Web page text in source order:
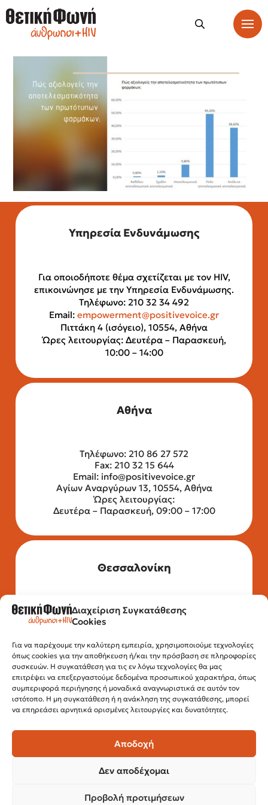
Διαχείριση Συγκατάθεσης
Cookies
Για να παρέχουμε την καλύτερη εμπειρία, χρησιμοποιούμε τεχνολογίες
όπως cookies για την αποθήκευση ή/και την πρόσβαση σε πληροφορίες
συσκευών. Η συγκατάθεση για τις εν λόγω τεχνολογίες θα μας
επιτρέψει να επεξεργαστούμε δεδομένα προσωπικού χαρακτήρα, όπως
συμπεριφορά περιήγησης ή μοναδικά αναγνωριστικά σε αυτόν τον
ιστότοπο. Η μη συγκατάθεση ή η ανάκληση της συγκατάθεσης, μπορεί
να επηρεάσει αρνητικά ορισμένες λειτουργίες και δυνατότητες.
Αποδοχή
Δεν αποδέχομαι
Προβολή προτιμήσεων
Υπηρεσία Ενδυνάμωσης
Για οποιοδήποτε θέμα σχετίζεται με τον HIV,
επικοινώνησε με την Υπηρεσία Ενδυνάμωσης.
Τηλέφωνο: 210 32 34 492
Email: empowerment@positivevoice.gr
Πιττάκη 4 (ισόγειο), 10554, Αθήνα
Ώρες λειτουργίας: Δευτέρα – Παρασκευή,
10:00 – 14:00
Αθήνα
Τηλέφωνο: 210 86 27 572
Fax: 210 32 15 644
Email: info@positivevoice.gr
Αγίων Αναργύρων 13, 10554, Αθήνα
Ώρες λειτουργίας:
Δευτέρα – Παρασκευή, 09:00 – 17:00
Θεσσαλονίκη
Τηλέφωνο: 2315 525 020
Fax: 210 32 15 644
Εγνατίας 112, 3ος όροφος, 54622,
Θεσσαλονίκη
Ώρες λειτουργίας:
Δευτέρα – Παρασκευή, 10:00 –14:00